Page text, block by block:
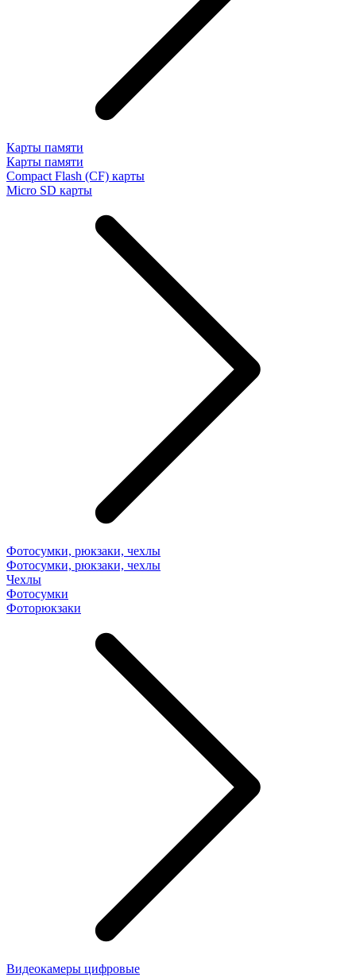
Карты памяти
Карты памяти
Compact Flash (CF) карты
Micro SD карты
Фотосумки, рюкзаки, чехлы
Фотосумки, рюкзаки, чехлы
Чехлы
Фотосумки
Фоторюкзаки
Видеокамеры цифровые